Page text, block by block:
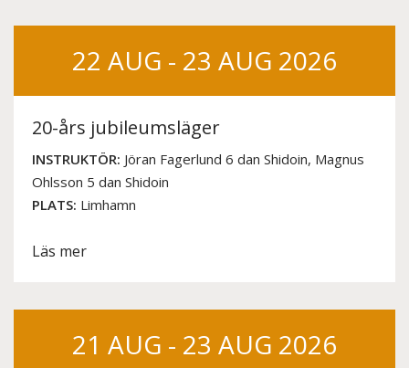
22 AUG - 23 AUG 2026
20-års jubileumsläger
INSTRUKTÖR: Jöran Fagerlund 6 dan Shidoin, Magnus
Ohlsson 5 dan Shidoin
PLATS: Limhamn
Läs mer
21 AUG - 23 AUG 2026